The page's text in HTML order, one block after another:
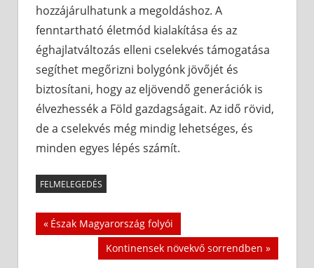
hozzájárulhatunk a megoldáshoz. A
fenntartható életmód kialakítása és az
éghajlatváltozás elleni cselekvés támogatása
segíthet megőrizni bolygónk jövőjét és
biztosítani, hogy az eljövendő generációk is
élvezhessék a Föld gazdagságait. Az idő rövid,
de a cselekvés még mindig lehetséges, és
minden egyes lépés számít.
FELMELEGEDÉS
Bejegyzés
navigáció
Previous
Post:
Észak Magyarország folyói
Next
Kontinensek növekvő sorrendben